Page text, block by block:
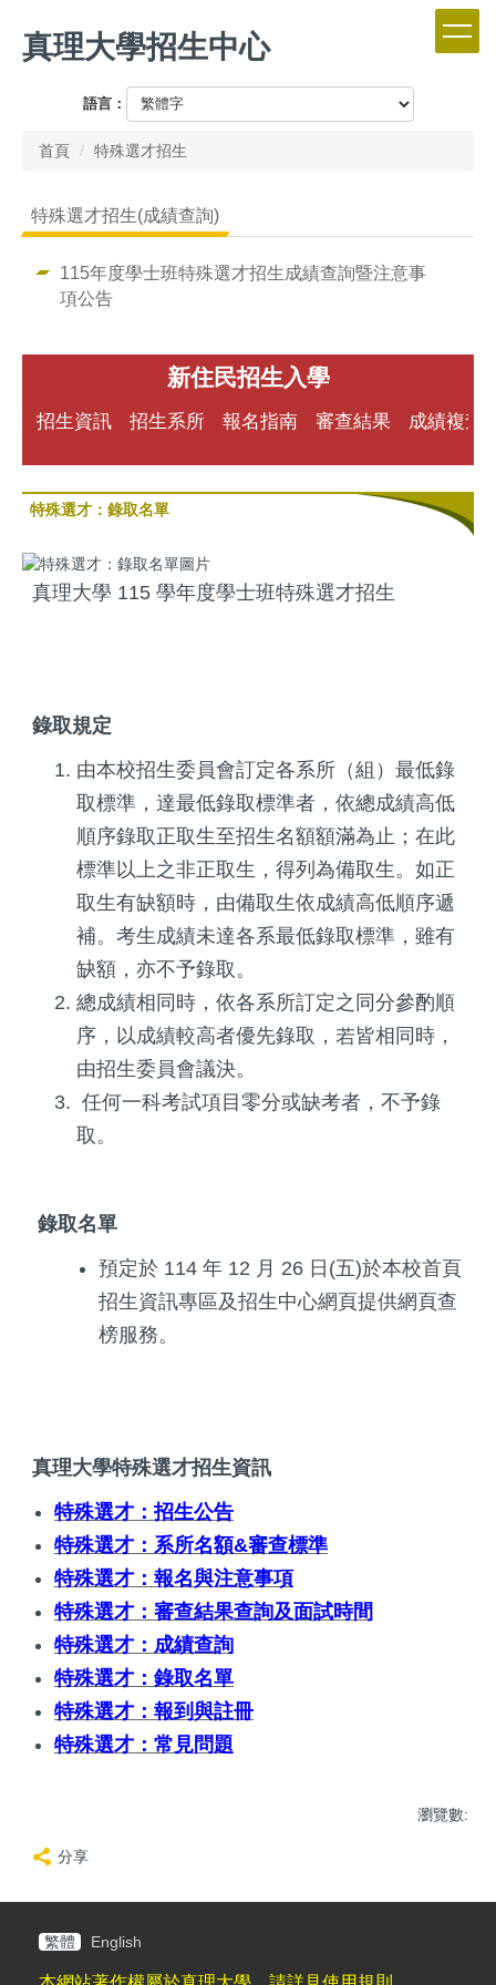
到
主真理大學招生中心
語言：
首頁 特殊選才招生
特殊選才招生(成績查詢)
115年度學士班特殊選才招生成績查詢暨注意事
項公告
新住民招生入學
招生資訊 招生系所 報名指南 審查結果 成績複查
特殊選才：錄取名單
真理大學 115 學年度學士班特殊選才招生
錄取規定
由本校招生委員會訂定各系所（組）最低錄
取標準，達最低錄取標準者，依總成績高低
順序錄取正取生至招生名額額滿為止；在此
標準以上之非正取生，得列為備取生。如正
取生有缺額時，由備取生依成績高低順序遞
補。考生成績未達各系最低錄取標準，雖有
缺額，亦不予錄取。
總成績相同時，依各系所訂定之同分參酌順
序，以成績較高者優先錄取，若皆相同時，
由招生委員會議決。
任何一科考試項目零分或缺考者，不予錄
取。
錄取名單
預定於 114 年 12 月 26 日(五)於本校首頁
招生資訊專區及招生中心網頁提供網頁查
榜服務。
真理大學特殊選才招生資訊
特殊選才：招生公告
特殊選才：系所名額&審查標準
特殊選才：報名與注意事項
特殊選才：審查結果查詢及面試時間
特殊選才：成績查詢
特殊選才：錄取名單
特殊選才：報到與註冊
特殊選才：常見問題
瀏覽數:
分享
繁體 English